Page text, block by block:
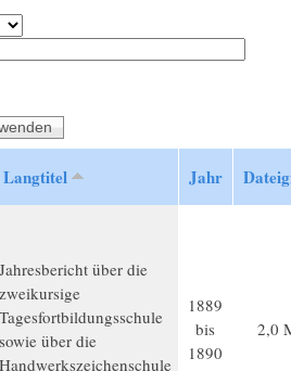
Langtitel Jahr
Jahresbericht über die
zweikursige
Tagesfortbildungsschule
sowie über die
Handwerkszeichenschule
1889
bis
1890
2,0